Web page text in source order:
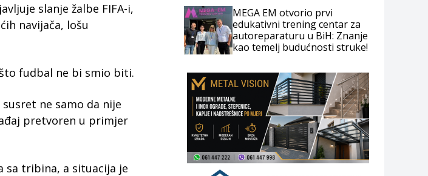
slanje žalbe FIFA-i,
navijača, lošu
fudbal ne bi smio biti.
ne samo da nije
pretvoren u primjer
sa tribina, a situacija je
MEGA EM otvorio prvi
edukativni trening centar za
autoreparaturu u BiH: Znanje
kao temelj budućnosti struke!